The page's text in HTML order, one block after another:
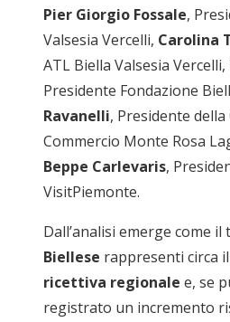
Pier Giorgio Fossale,
Valsesia Vercelli, Carolina
ATL Biella Valsesia Vercelli,
Presidente Fondazione
Ravanelli, Presidente della
Commercio Monte Rosa
Beppe Carlevaris,
VisitPiemonte.
Dall’analisi emerge come
Biellese rappresenti circa il
ricettiva regionale e, se
registrato un incremento